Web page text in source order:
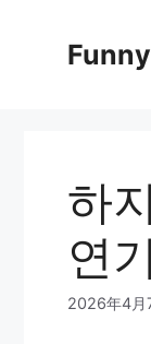
Funny
하
연
2026年4月